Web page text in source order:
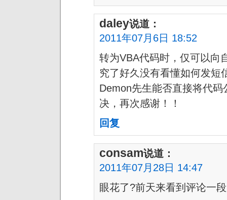
daley说道：
2011年07月6日 18:52
转为VBA代码时，仅可以向
究了好久没有看懂如何发短
Demon先生能否直接将代
决，再次感谢！！
回复
consam说道：
2011年07月28日 14:47
眼花了?前天来看到评论一